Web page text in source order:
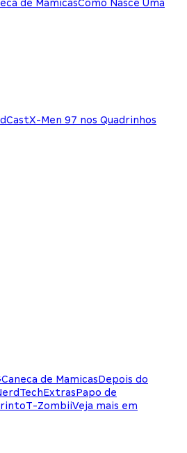
de MamicasComo Nasce Uma
X-Men 97 nos Quadrinhos
Caneca de MamicasDepois do
ExtrasPapo de
T-ZombiiVeja mais em